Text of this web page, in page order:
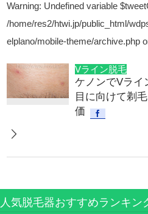
Warning: Undefined variable
/home/res2/htwi.jp/public_html/
elplano/mobile-theme/archive.php
Vライン脱毛
ケノンでVライ
目に向けて剃
価
人気脱毛器おすすめランキン